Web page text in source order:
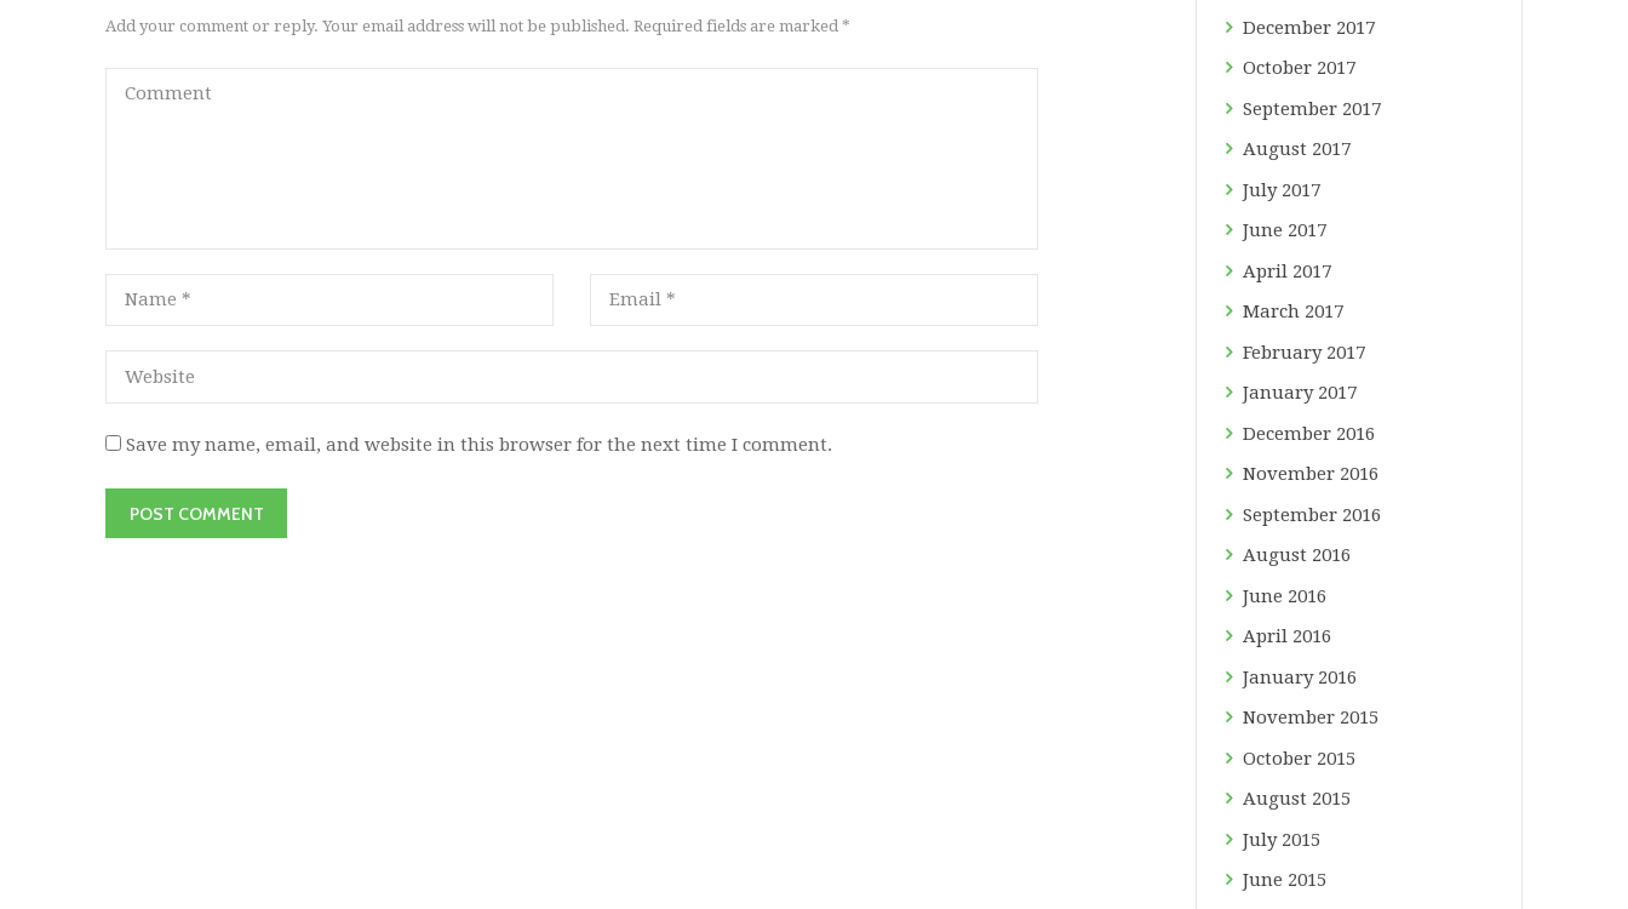
Add your comment or reply. Your email address will not be published. Required fields are marked *
Save my name, email, and website in this browser for the next time I comment.
December 2017
October 2017
September 2017
August 2017
July 2017
June 2017
April 2017
March 2017
February 2017
January 2017
December 2016
November 2016
September 2016
August 2016
June 2016
April 2016
January 2016
November 2015
October 2015
August 2015
July 2015
June 2015